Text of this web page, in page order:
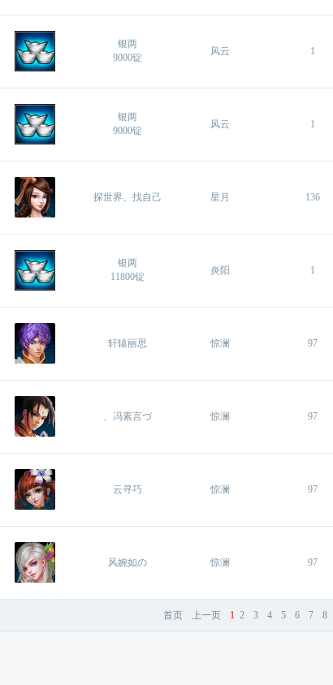
银两
9000锭
风云 1
银两
9000锭
风云 1
探世界、找自己 星月 136
银两
11800锭
炎阳 1
轩辕丽思 惊澜 97
、冯素言づ 惊澜 97
云寻巧 惊澜 97
风婉如の 惊澜 97
首页 上一页 1 2 3 4 5 6 7 8